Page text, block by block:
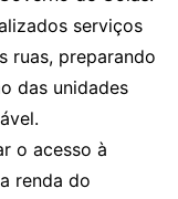
serviços
ruas, preparando
das unidades
o acesso à
renda do